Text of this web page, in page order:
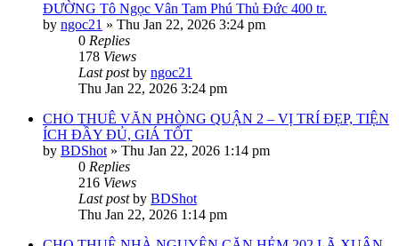
ĐƯỜNG Tô Ngọc Vân Tam Phú Thủ Đức 400 tr.
by ngoc21 » Thu Jan 22, 2026 3:24 pm
0 Replies
178 Views
Last postby ngoc21
Thu Jan 22, 2026 3:24 pm
CHO THUÊ VĂN PHÒNG QUẬN 2 – VỊ TRÍ ĐẸP, TIỆN
ÍCH ĐẦY ĐỦ, GIÁ TỐT
by BDShot » Thu Jan 22, 2026 1:14 pm
0 Replies
216 Views
Last postby BDShot
Thu Jan 22, 2026 1:14 pm